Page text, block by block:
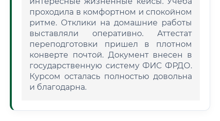
проходила в комфортном и спокойном
ритме. Отклики на домашние работы
выставляли оперативно. Аттестат
переподготовки пришел в плотном
конверте почтой. Документ внесен в
государственную систему ФИС ФРДО.
Курсом осталась полностью довольна
и благодарна.